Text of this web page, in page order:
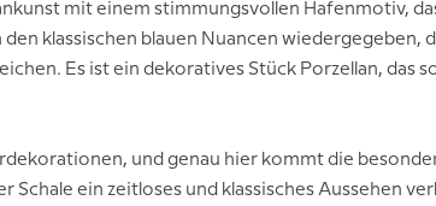
mit einem stimmungsvollen Hafenmotiv,
klassischen blauen Nuancen wiedergegeben,
Es ist ein dekoratives Stück Porzellan, das
und genau hier kommt die
ein zeitloses und klassisches Aussehen